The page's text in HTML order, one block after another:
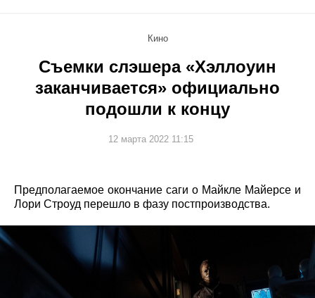
Кино
Съемки слэшера «Хэллоуин
заканчивается» официально
подошли к концу
12 марта 2022 11:15
Предполагаемое окончание саги о Майкле Майерсе и
Лори Строуд перешло в фазу постпроизводства.